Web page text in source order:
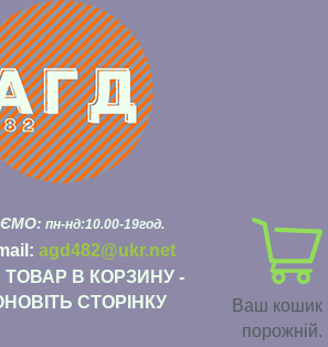
Ваш кошик
порожній.
пн-нд:10.00-19год.
agd482@ukr.net
ТОВАР В КОРЗИНУ -
СТОРІНКУ